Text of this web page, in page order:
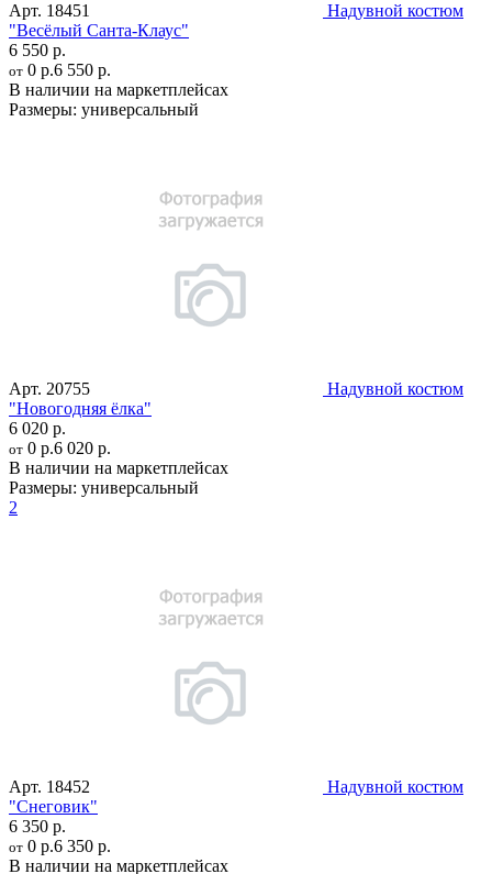
Арт. 18451
Надувной костюм
"Весёлый Санта-Клаус"
6 550 р.
от 0 р.6 550 р.
В наличии на маркетплейсах
Размеры: универсальный
Арт. 20755
Надувной костюм
"Новогодняя ёлка"
6 020 р.
от 0 р.6 020 р.
В наличии на маркетплейсах
Размеры: универсальный
2
Арт. 18452
Надувной костюм
"Снеговик"
6 350 р.
от 0 р.6 350 р.
В наличии на маркетплейсах